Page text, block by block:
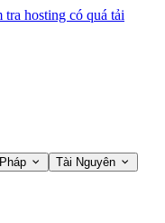
hosting có quá tải
Tài Nguyên